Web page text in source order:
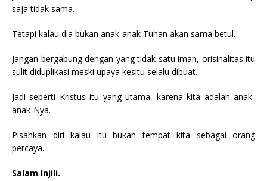
saja tidak sama.
Tetapi kalau dia bukan anak-anak Tuhan akan sama betul.
Jangan bergabung dengan yang tidak satu iman, orisinalitas itu
sulit diduplikasi meski upaya kesitu selalu dibuat.
Jadi seperti Kristus itu yang utama, karena kita adalah anak-
anak-Nya.
Pisahkan diri kalau itu bukan tempat kita sebagai orang
percaya.
Salam Injili.